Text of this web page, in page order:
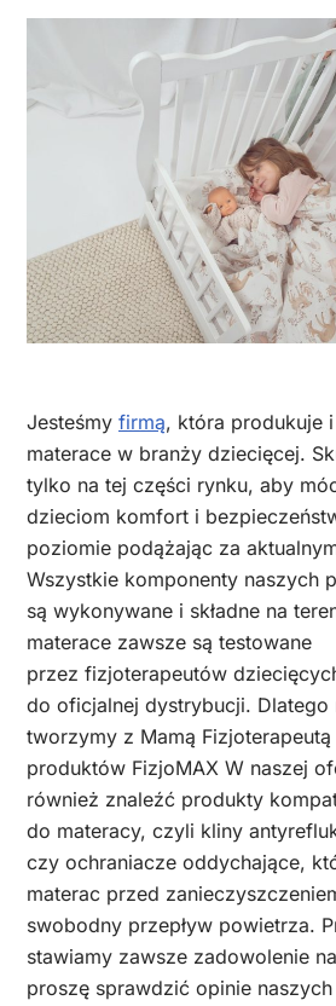
Jesteśmy firmą, która produkuje
materace w branży dziecięcej.
tylko na tej części rynku, aby
dzieciom komfort i
poziomie podążając za
Wszystkie komponenty naszych
są wykonywane i składne na
materace zawsze są testowane
przez fizjoterapeutów
do oficjalnej dystrybucji. Dlatego
tworzymy z Mamą Fizjoterapeutą
produktów FizjoMAX W naszej
również znaleźć produkty
do materacy, czyli kliny
czy ochraniacze oddychające,
materac przed
swobodny przepływ powietrza.
stawiamy zawsze zadowolenie
proszę sprawdzić opinie